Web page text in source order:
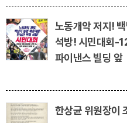
노동개악 저지!
석방! 시민대회-
파이낸스 빌딩 앞
한상균 위원장이